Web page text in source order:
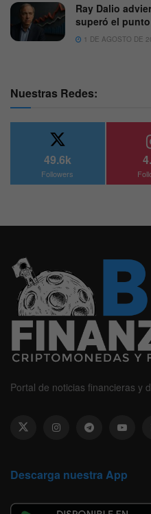
Ray Dalio
superó el
1 DE AGOSTO DE
Nuestras Redes:
49.6k
Followers
Portal de noticias financieras y
Descarga nuestra App